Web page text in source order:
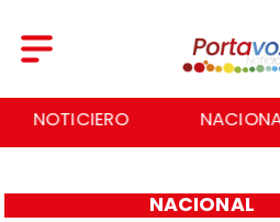
NACIONAL
NACIONAL